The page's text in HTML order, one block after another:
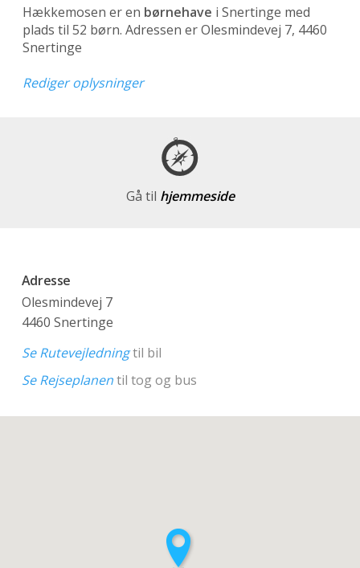
Hækkemosen er en børnehave i Snertinge med
plads til 52 børn. Adressen er Olesmindevej 7, 4460
Snertinge
Rediger oplysninger
Gå til hjemmeside
Adresse
Olesmindevej 7
4460 Snertinge
Se Rutevejledningtil bil
Se Rejseplanentil tog og bus